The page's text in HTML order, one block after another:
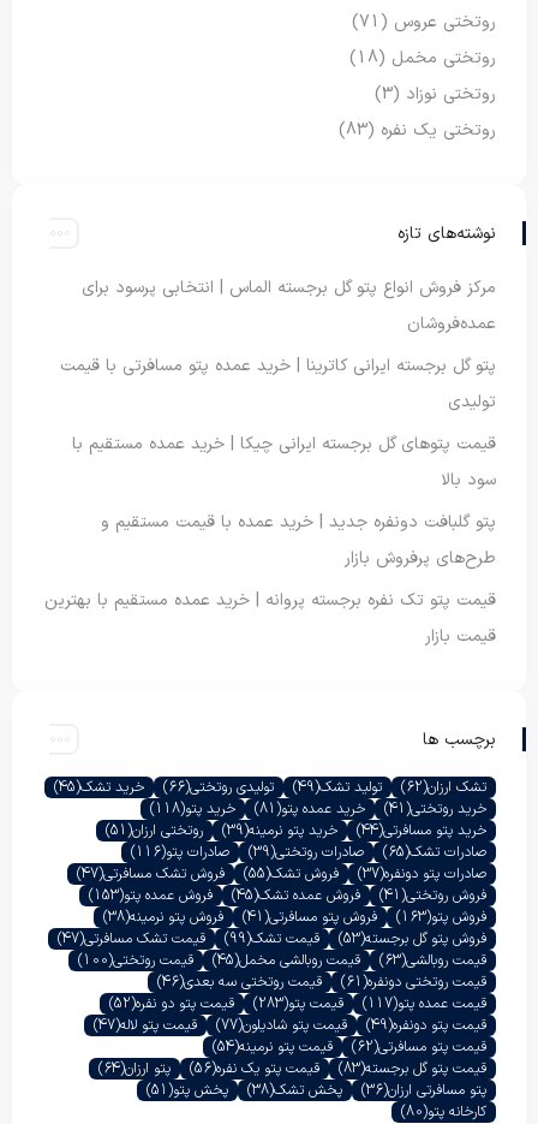
روتختی عروس (71)
روتختی مخمل (18)
روتختی نوزاد (3)
روتختی یک نفره (83)
نوشته‌های تازه
مرکز فروش انواع پتو گل برجسته الماس | انتخابی پرسود برای
عمده‌فروشان
پتو گل برجسته ایرانی کاترینا | خرید عمده پتو مسافرتی با قیمت
تولیدی
قیمت پتوهای گل برجسته ایرانی چیکا | خرید عمده مستقیم با
سود بالا
پتو گلبافت دونفره جدید | خرید عمده با قیمت مستقیم و
طرح‌های پرفروش بازار
قیمت پتو تک نفره برجسته پروانه | خرید عمده مستقیم با بهترین
قیمت بازار
برچسب ها
تشک ارزان(62) تولید تشک(49) تولیدی روتختی(66) خرید تشک(45)
خرید روتختی(41) خرید عمده پتو(81) خرید پتو(118)
خرید پتو مسافرتی(44) خرید پتو نرمینه(39) روتختی ارزان(51)
صادرات تشک(65) صادرات روتختی(39) صادرات پتو(116)
صادرات پتو دونفره(37) فروش تشک(55) فروش تشک مسافرتی(47)
فروش روتختی(41) فروش عمده تشک(45) فروش عمده پتو(153)
فروش پتو(163) فروش پتو مسافرتی(41) فروش پتو نرمینه(38)
فروش پتو گل برجسته(53) قیمت تشک(99) قیمت تشک مسافرتی(47)
قیمت روبالشی(63) قیمت روبالشی مخمل(45) قیمت روتختی(100)
قیمت روتختی دونفره(61) قیمت روتختی سه بعدی(46)
قیمت عمده پتو(117) قیمت پتو(283) قیمت پتو دو نفره(52)
قیمت پتو دونفره(49) قیمت پتو شادیلون(77) قیمت پتو لاله(47)
قیمت پتو مسافرتی(62) قیمت پتو نرمینه(54)
قیمت پتو گل برجسته(83) قیمت پتو یک نفره(56) پتو ارزان(64)
پتو مسافرتی ارزان(36) پخش تشک(38) پخش پتو(51)
کارخانه پتو(80)